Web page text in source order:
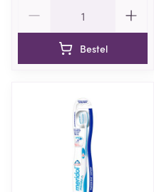
Bestel